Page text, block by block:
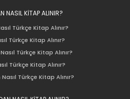
NASIL KİTAP ALINIR?
Türkçe Kitap Alınır?
Türkçe Kitap Alınır?
Türkçe Kitap Alınır?
Türkçe Kitap Alınır?
Türkçe Kitap Alınır?